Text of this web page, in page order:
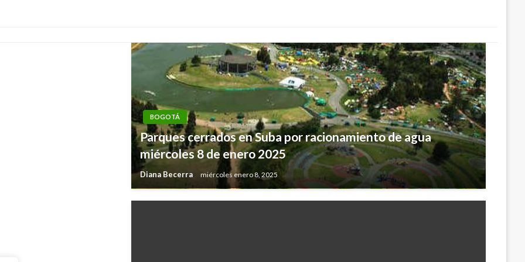
en diciembre
BOGOTÁ
Parques cerrados en Suba por racionamiento de agua
miércoles 8 de enero 2025
Diana Becerra miércoles enero 8, 2025